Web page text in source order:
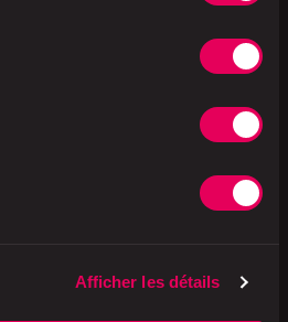
Afficher les détails